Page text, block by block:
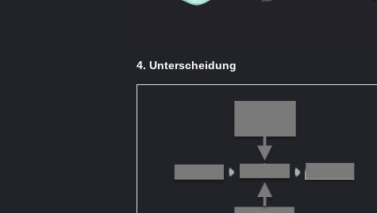
4. Unterscheidung